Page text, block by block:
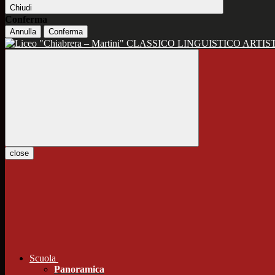
Chiudi
Conferma
Annulla Conferma
CLASSICO LINGUISTICO
close
Scuola
Panoramica